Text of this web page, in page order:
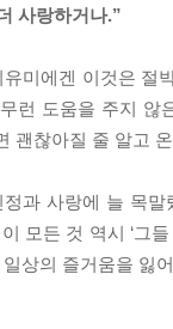
사랑하거나.”
미에겐 이것은 절
런 도움을 주지
괜찮아질 줄 알고
과 사랑에 늘 목
모든 것 역시 ‘그
상의 즐거움을 잃